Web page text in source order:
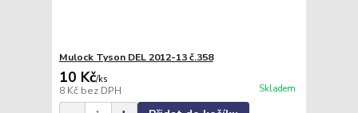
Mulock Tyson DEL 2012-13 č.358
10 Kč/ks
8 Kč bez DPH Skladem